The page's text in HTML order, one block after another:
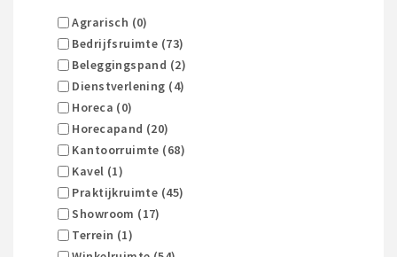
Agrarisch (0)
Bedrijfsruimte (73)
Beleggingspand (2)
Dienstverlening (4)
Horeca (0)
Horecapand (20)
Kantoorruimte (68)
Kavel (1)
Praktijkruimte (45)
Showroom (17)
Terrein (1)